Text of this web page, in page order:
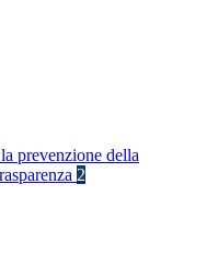
prevenzione della
2